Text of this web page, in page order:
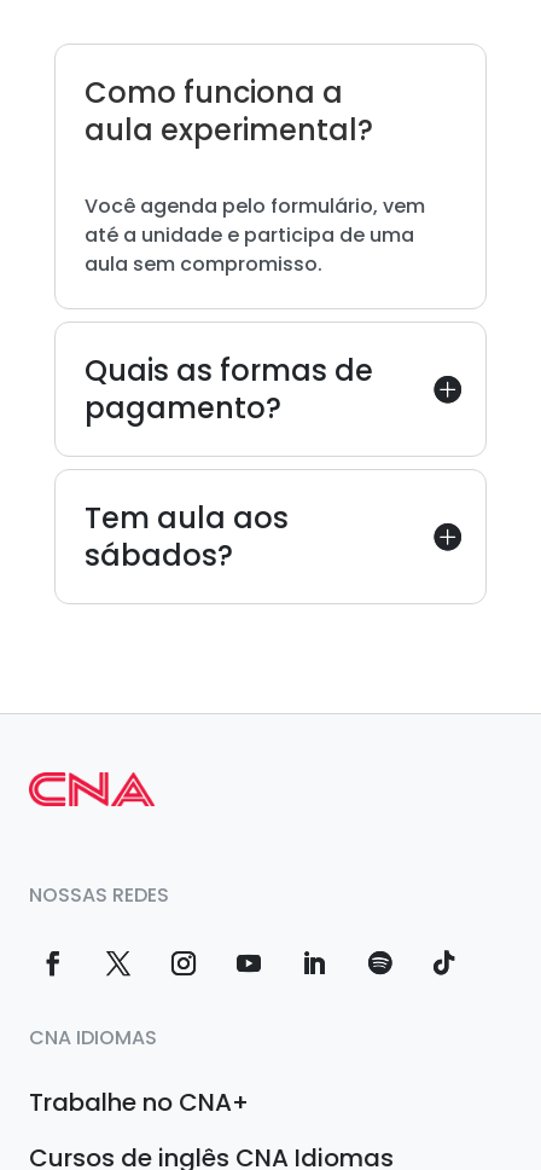
Como funciona a
aula experimental?
Você agenda pelo formulário, vem
até a unidade e participa de uma
aula sem compromisso.
Quais as formas de
pagamento?
Tem aula aos
sábados?
NOSSAS REDES
CNA IDIOMAS
Trabalhe no CNA+
Cursos de inglês CNA Idiomas